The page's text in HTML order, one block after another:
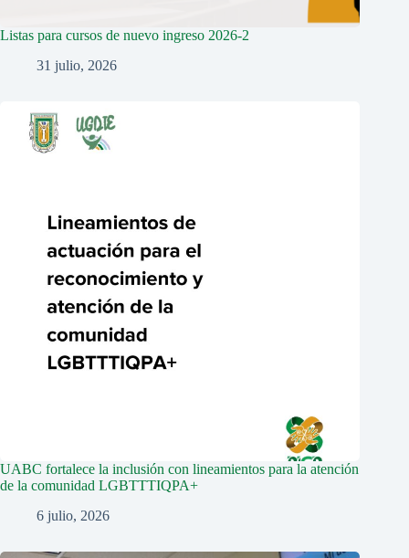
Listas para cursos de nuevo ingreso 2026-2
31 julio, 2026
UABC fortalece la inclusión con lineamientos para la atención
de la comunidad LGBTTTIQPA+
6 julio, 2026